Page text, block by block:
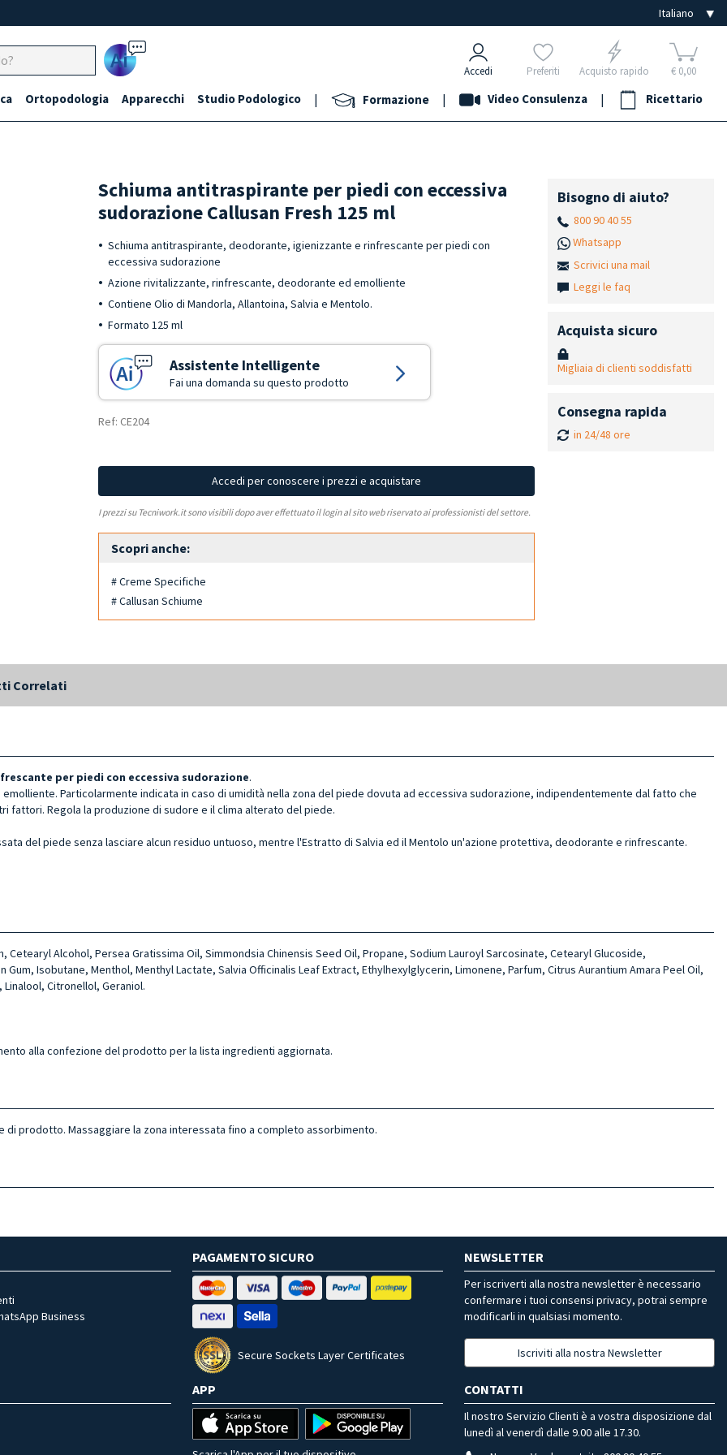
Ai Accedi Preferiti Acquisto rapido € 0,00
Ortopodologia Apparecchi Studio Podologico | Formazione | Video Consulenza | Ricettario
Schiuma antitraspirante per piedi con eccessiva
sudorazione Callusan Fresh 125 ml
Schiuma antitraspirante, deodorante, igienizzante e rinfrescante per piedi con
eccessiva sudorazione
Azione rivitalizzante, rinfrescante, deodorante ed emolliente
Contiene Olio di Mandorla, Allantoina, Salvia e Mentolo.
Formato 125 ml
Assistente Intelligente
Fai una domanda su questo prodotto
Ref: CE204
Accedi per conoscere i prezzi e acquistare
I prezzi su Tecniwork.it sono visibili dopo aver effettuato il login al sito web riservato ai professionisti del settore.
Scopri anche:
# Creme Specifiche
# Callusan Schiume
Bisogno di aiuto?
800 90 40 55
Whatsapp
Scrivici una mail
Leggi le faq
Acquista sicuro
Migliaia di clienti soddisfatti
Consegna rapida
in 24/48 ore
Correlati
per piedi con eccessiva sudorazione.
Particolarmente indicata in caso di umidità nella zona del piede dovuta ad eccessiva sudorazione, indipendentemente dal fatto che
fattori. Regola la produzione di sudore e il clima alterato del piede.
del piede senza lasciare alcun residuo untuoso, mentre l'Estratto di Salvia ed il Mentolo un'azione protettiva, deodorante e rinfrescante.
Cetearyl Alcohol, Persea Gratissima Oil, Simmondsia Chinensis Seed Oil, Propane, Sodium Lauroyl Sarcosinate, Cetearyl Glucoside,
Isobutane, Menthol, Menthyl Lactate, Salvia Officinalis Leaf Extract, Ethylhexylglycerin, Limonene, Parfum, Citrus Aurantium Amara Peel Oil,
Citronellol, Geraniol.
alla confezione del prodotto per la lista ingredienti aggiornata.
prodotto. Massaggiare la zona interessata fino a completo assorbimento.
Business
PAGAMENTO SICURO
Secure Sockets Layer Certificates
NEWSLETTER
Per iscriverti alla nostra newsletter è necessario
confermare i tuoi consensi privacy, potrai sempre
modificarli in qualsiasi momento.
Iscriviti alla nostra Newsletter
APP CONTATTI
Il nostro Servizio Clienti è a vostra disposizione dal
lunedì al venerdì dalle 9.00 alle 17.30.